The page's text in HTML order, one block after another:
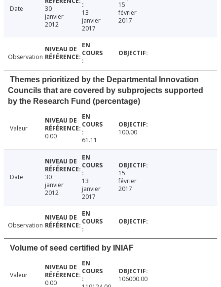
Date
30
janvier
2012
13
janvier
2017
15
février
2017
Observation
Themes prioritized by the Departmental Innovation
Councils that are covered by subprojects supported
by the Research Fund (percentage)
Valeur
0.00
61.11
100.00
Date
30
janvier
2012
13
janvier
2017
15
février
2017
Observation
Volume of seed certified by INIAF
Valeur
0.00
106000.00